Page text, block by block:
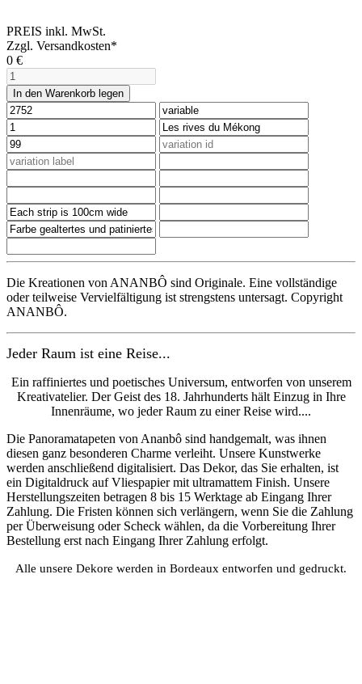
PREIS inkl. MwSt.
Zzgl. Versandkosten*
0 €
In den Warenkorb legen
Die Kreationen von ANANBÔ sind Originale. Eine vollständige
oder teilweise Vervielfältigung ist strengstens untersagt. Copyright
ANANBÔ.
Jeder Raum ist eine Reise...
Ein raffiniertes und poetisches Universum, entworfen von unserem
Kreativatelier. Der Geist des 18. Jahrhunderts hält Einzug in Ihre
Innenräume, wo jeder Raum zu einer Reise wird....
Die Panoramatapeten von Ananbô sind handgemalt, was ihnen
diesen ganz besonderen Charme verleiht. Unsere Kunstwerke
werden anschließend digitalisiert. Das Dekor, das Sie erhalten, ist
ein Digitaldruck auf Vliespapier mit ultramattem Finish. Unsere
Herstellungszeiten betragen 8 bis 15 Werktage ab Eingang Ihrer
Zahlung. Die Fristen können sich verlängern, wenn Sie die Zahlung
per Überweisung oder Scheck wählen, da die Vorbereitung Ihrer
Bestellung erst nach Eingang Ihrer Zahlung erfolgt.
Alle unsere Dekore werden in Bordeaux entworfen und gedruckt.